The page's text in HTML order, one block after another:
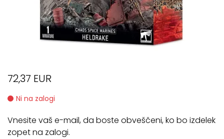
72,37 EUR
Ni na zalogi
Vnesite vaš e-mail, da boste obveščeni, ko bo izdelek
zopet na zalogi.